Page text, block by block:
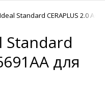
Standard CERAPLUS 2.0
Standard
для